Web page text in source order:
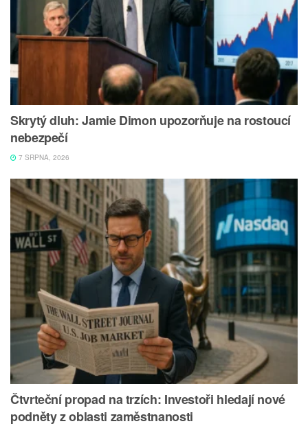
Skrytý dluh: Jamie Dimon upozorňuje na rostoucí
nebezpečí
7 SRPNA, 2026
Čtvrteční propad na trzích: Investoři hledají nové
podněty z oblasti zaměstnanosti